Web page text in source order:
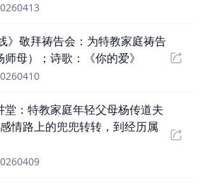
》敬拜祷告会：为特教家庭祷告
师母）；诗歌：《你的爱》
堂：特教家庭年轻父母杨传道夫
情路上的兜兜转转，到经历属